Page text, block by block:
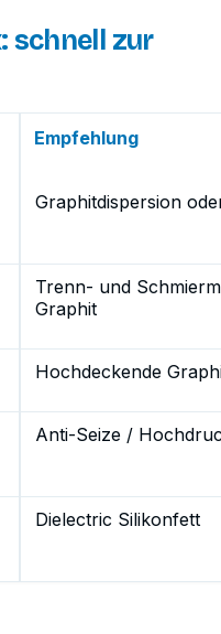
schnell zur
Empfehlung
Graphitdispersion
Trenn- und
Graphit
Hochdeckende
Anti-Seize /
Dielectric Silikonfett